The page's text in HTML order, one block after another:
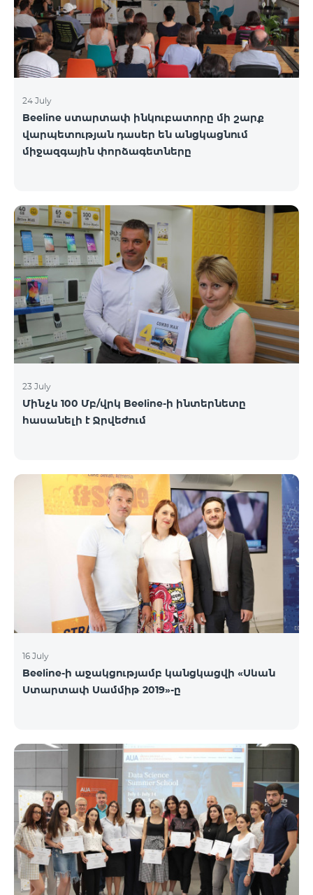
24 July
Beeline ստարտափ ինկուբատորը մի շարք
վարպետության դասեր են անցկացնում
միջազգային փորձագետները
23 July
Մինչև 100 Մբ/վրկ Beeline-ի ինտերնետը
հասանելի է Ջրվեժում
16 July
Beeline-ի աջակցությամբ կանցկացվի «Սևան
Ստարտափ Սամմիթ 2019»-ը